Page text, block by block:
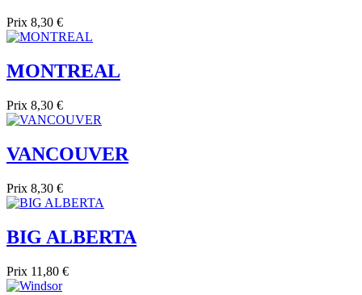
Prix 8,30 €
MONTREAL
Prix 8,30 €
VANCOUVER
Prix 8,30 €
BIG ALBERTA
Prix 11,80 €